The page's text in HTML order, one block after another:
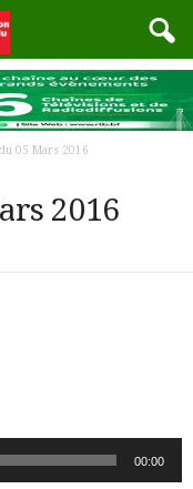
05 Mars 2016
2016
00:00